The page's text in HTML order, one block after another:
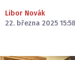
Libor Novák
22. března 2025 15:58